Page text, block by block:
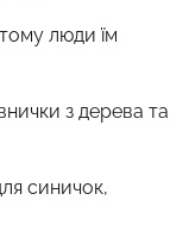
люди їм
з дерева та
синичок,